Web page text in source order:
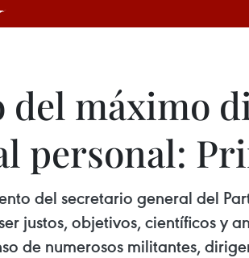
del máximo
personal:
del secretario general del
justos, objetivos, científicos y
de numerosos militantes,